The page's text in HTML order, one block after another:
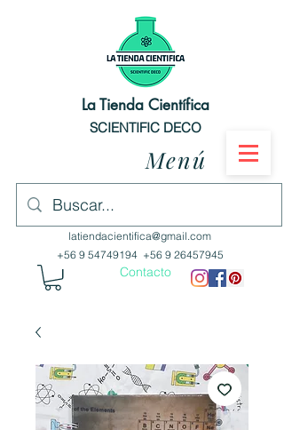
La Tienda Científica
SCIENTIFIC DECO
Menú
latiendacientifica@gmail.com
+56 9 54749194 +56 9 26457945
Contacto